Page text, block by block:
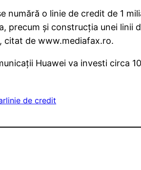
numără o linie de credit de 1
precum şi construcţia unei
citat de www.mediafax.ro.
Huawei va investi circa
linie de credit